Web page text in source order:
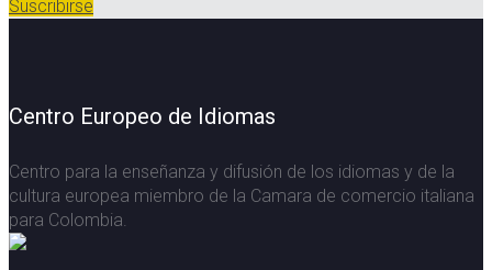
Suscribirse
Centro Europeo de Idiomas
Centro para la enseñanza y difusión de los idiomas y de la
cultura europea miembro de la Camara de comercio italiana
para Colombia.